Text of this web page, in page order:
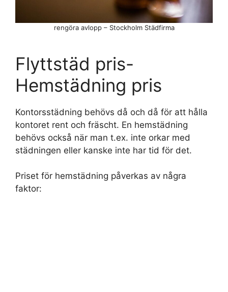
rengöra avlopp – Stockholm Städfirma
Flyttstäd pris-
Hemstädning pris
Kontorsstädning behövs då och då för att hålla
kontoret rent och fräscht. En hemstädning
behövs också när man t.ex. inte orkar med
städningen eller kanske inte har tid för det.
Priset för hemstädning påverkas av några
faktor: